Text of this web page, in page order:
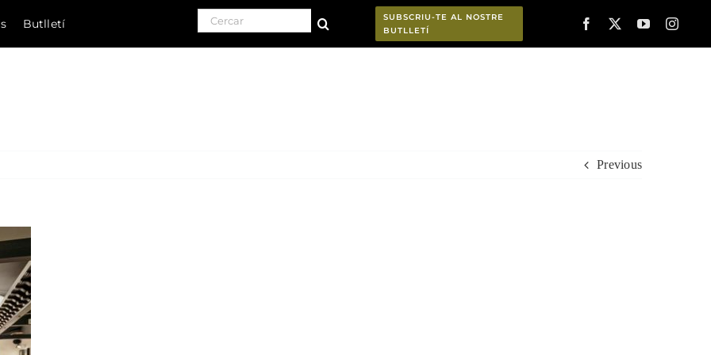
Butlletí Search for:
SUBSCRIU-TE AL NOSTRE
BUTLLETÍ
Previous